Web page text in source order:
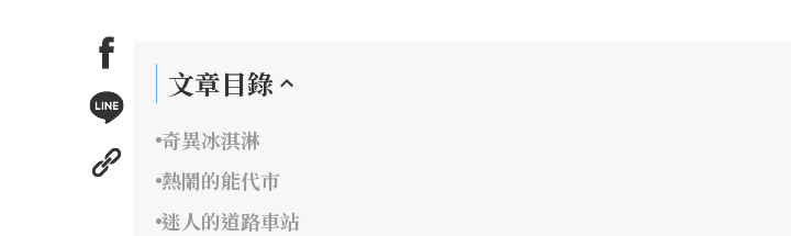
文章目錄
奇異冰淇淋
熱鬧的能代市
迷人的道路車站